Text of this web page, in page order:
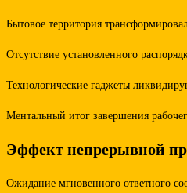
Бытовое территория
Отсутствие установленного
Технологические гаджеты
Ментальный итог завершения
Эффект непрерывной
Ожидание мгновенного ответного